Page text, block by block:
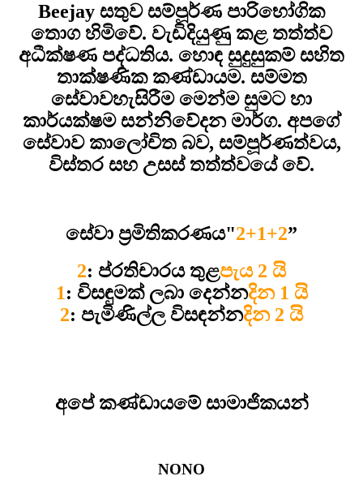
Beejay සතුව සම්පූර්ණ පාරිභෝගික
තොග හිමිවේ. වැඩිදියුණු කළ තත්ත්ව
අධීක්ෂණ පද්ධතිය. හොඳ සුදුසුකම් සහිත
තාක්ෂණික කණ්ඩායම. සම්මත
සේවාවහැසිරීම මෙන්ම සුමට හා
කාර්යක්ෂම සන්නිවේදන මාර්ග. අපගේ
සේවාව කාලෝචිත බව, සම්පූර්ණත්වය,
විස්තර සහ උසස් තත්ත්වයේ වේ.
සේවා ප්‍රමිතිකරණය"2+1+2”
2: ප්රතිචාරය තුළපැය 2 යි
1: විසඳුමක් ලබා දෙන්නදින 1 යි
2: පැමිණිල්ල විසඳන්නදින 2 යි
අපේ කණ්ඩායමේ සාමාජිකයන්
NONO